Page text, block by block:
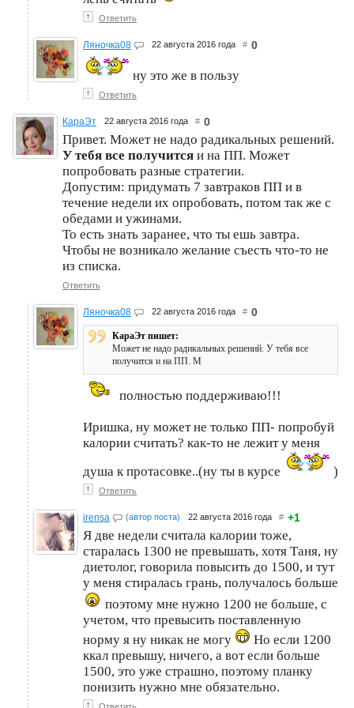
↑ Ответить
Ляночка08 22 августа 2016 года # 0
ну это же в пользу
↑ Ответить
КараЭт 22 августа 2016 года # 0
Привет. Может не надо радикальных решений.
У тебя все получится и на ПП. Может
попробовать разные стратегии.
Допустим: придумать 7 завтраков ПП и в
течение недели их опробовать, потом так же с
обедами и ужинами.
То есть знать заранее, что ты ешь завтра.
Чтобы не возникало желание съесть что-то не
из списка.
Ответить
Ляночка08 22 августа 2016 года # 0
КараЭт пишет:
Может не надо радикальных решений. У тебя все
получится и на ПП. М
полностью поддерживаю!!!
Иришка, ну может не только ПП- попробуй
калории считать? как-то не лежит у меня
душа к протасовке..(ну ты в курсе
)
↑ Ответить
irensa (автор поста) 22 августа 2016 года # +1
Я две недели считала калории тоже,
старалась 1300 не превышать, хотя Таня, ну
диетолог, говорила повысить до 1500, и тут
у меня стиралась грань, получалось больше
поэтому мне нужно 1200 не больше, с
учетом, что превысить поставленную
норму я ну никак не могу
Но если 1200
ккал превышу, ничего, а вот если больше
1500, это уже страшно, поэтому планку
понизить нужно мне обязательно.
↑